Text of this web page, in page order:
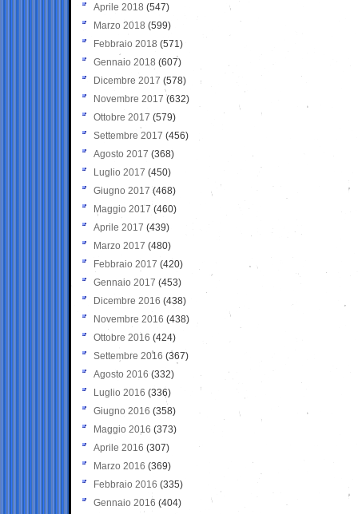
Aprile 2018 (547)
Marzo 2018 (599)
Febbraio 2018 (571)
Gennaio 2018 (607)
Dicembre 2017 (578)
Novembre 2017 (632)
Ottobre 2017 (579)
Settembre 2017 (456)
Agosto 2017 (368)
Luglio 2017 (450)
Giugno 2017 (468)
Maggio 2017 (460)
Aprile 2017 (439)
Marzo 2017 (480)
Febbraio 2017 (420)
Gennaio 2017 (453)
Dicembre 2016 (438)
Novembre 2016 (438)
Ottobre 2016 (424)
Settembre 2016 (367)
Agosto 2016 (332)
Luglio 2016 (336)
Giugno 2016 (358)
Maggio 2016 (373)
Aprile 2016 (307)
Marzo 2016 (369)
Febbraio 2016 (335)
Gennaio 2016 (404)